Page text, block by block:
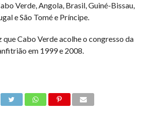
Verde, Angola, Brasil, Guiné-Bissau,
e São Tomé e Príncipe.
que Cabo Verde acolhe o congresso da
em 1999 e 2008.